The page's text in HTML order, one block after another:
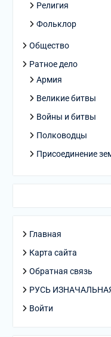
Религия
Фольклор
Общество
Ратное дело
Армия
Великие битвы
Войны и битвы
Полководцы
Присоединение
Главная
Карта сайта
Обратная связь
РУСЬ
Войти